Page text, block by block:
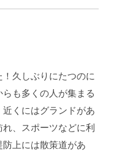
久しぶりにたつのに
らも多くの人が集まる
近くにはグランドがあ
、スポーツなどに利
上には散策道があ